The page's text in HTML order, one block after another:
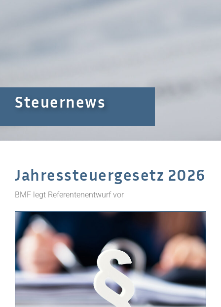
Steuernews
Jahressteuergesetz 2026
BMF legt Referentenentwurf vor